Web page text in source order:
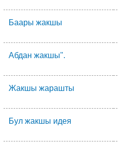
Баары жакшы
Абдан жакшы".
Жакшы жарашты
Бул жакшы идея